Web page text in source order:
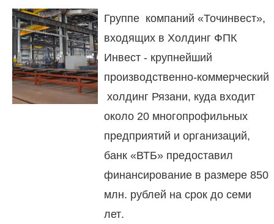
Группе компаний «Точинвест»,
входящих в Холдинг ФПК
Инвест - крупнейший
производственно-коммерческий
холдинг Рязани, куда входит
около 20 многопрофильных
предприятий и организаций,
банк «ВТБ» предоставил
финансирование в размере 850
млн. рублей на срок до семи
лет.